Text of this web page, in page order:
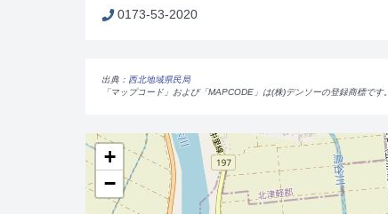
0173-53-2020
出典： 西北地域県民局
「マップコード」および「MAPCODE」は(株)デンソーの登録商標です。
+
−